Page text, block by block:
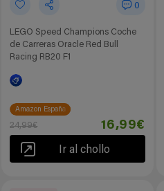
0
LEGO Speed Champions Coche
de Carreras Oracle Red Bull
Racing RB20 F1
Amazon España
24,99€ 16,99€
Ir al chollo